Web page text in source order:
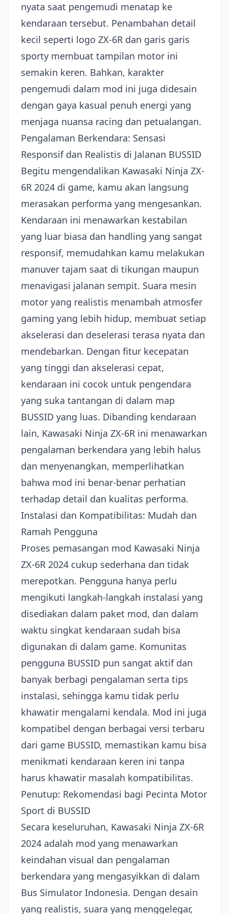
nyata saat pengemudi menatap ke
kendaraan tersebut. Penambahan detail
kecil seperti logo ZX-6R dan garis garis
sporty membuat tampilan motor ini
semakin keren. Bahkan, karakter
pengemudi dalam mod ini juga didesain
dengan gaya kasual penuh energi yang
menjaga nuansa racing dan petualangan.
Pengalaman Berkendara: Sensasi
Responsif dan Realistis di Jalanan BUSSID
Begitu mengendalikan Kawasaki Ninja ZX-
6R 2024 di game, kamu akan langsung
merasakan performa yang mengesankan.
Kendaraan ini menawarkan kestabilan
yang luar biasa dan handling yang sangat
responsif, memudahkan kamu melakukan
manuver tajam saat di tikungan maupun
menavigasi jalanan sempit. Suara mesin
motor yang realistis menambah atmosfer
gaming yang lebih hidup, membuat setiap
akselerasi dan deselerasi terasa nyata dan
mendebarkan. Dengan fitur kecepatan
yang tinggi dan akselerasi cepat,
kendaraan ini cocok untuk pengendara
yang suka tantangan di dalam map
BUSSID yang luas. Dibanding kendaraan
lain, Kawasaki Ninja ZX-6R ini menawarkan
pengalaman berkendara yang lebih halus
dan menyenangkan, memperlihatkan
bahwa mod ini benar-benar perhatian
terhadap detail dan kualitas performa.
Instalasi dan Kompatibilitas: Mudah dan
Ramah Pengguna
Proses pemasangan mod Kawasaki Ninja
ZX-6R 2024 cukup sederhana dan tidak
merepotkan. Pengguna hanya perlu
mengikuti langkah-langkah instalasi yang
disediakan dalam paket mod, dan dalam
waktu singkat kendaraan sudah bisa
digunakan di dalam game. Komunitas
pengguna BUSSID pun sangat aktif dan
banyak berbagi pengalaman serta tips
instalasi, sehingga kamu tidak perlu
khawatir mengalami kendala. Mod ini juga
kompatibel dengan berbagai versi terbaru
dari game BUSSID, memastikan kamu bisa
menikmati kendaraan keren ini tanpa
harus khawatir masalah kompatibilitas.
Penutup: Rekomendasi bagi Pecinta Motor
Sport di BUSSID
Secara keseluruhan, Kawasaki Ninja ZX-6R
2024 adalah mod yang menawarkan
keindahan visual dan pengalaman
berkendara yang mengasyikkan di dalam
Bus Simulator Indonesia. Dengan desain
yang realistis, suara yang menggelegar,